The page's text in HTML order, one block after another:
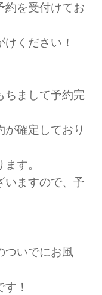
を受付けてお
ください！
ちまして予約完
確定しており
す。
いますので、予
ついでにお風
！